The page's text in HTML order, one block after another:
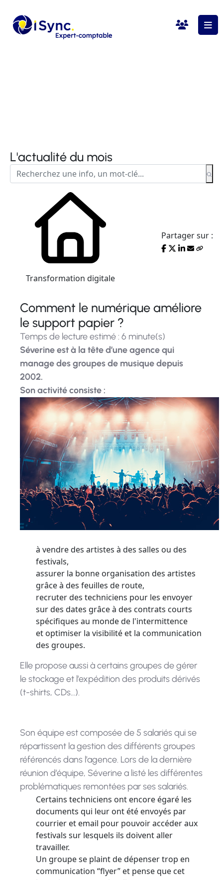
L'actualité du mois
Transformation digitale
Partager sur :
Comment le numérique améliore
le support papier ?
Temps de lecture estimé : 6 minute(s)
Séverine est à la tête d’une agence qui
manage des groupes de musique depuis
2002.
Son activité consiste :
à vendre des artistes à des salles ou des
festivals,
assurer la bonne organisation des artistes
grâce à des feuilles de route,
recruter des techniciens pour les envoyer
sur des dates grâce à des contrats courts
spécifiques au monde de l'intermittence
et optimiser la visibilité et la communication
des groupes.
Elle propose aussi à certains groupes de gérer
le stockage et l’expédition des produits dérivés
(t-shirts, CDs…).
Son équipe est composée de 5 salariés qui se
répartissent la gestion des différents groupes
référencés dans l’agence. Lors de la dernière
réunion d’équipe, Séverine a listé les différentes
problématiques remontées par ses salariés.
Certains techniciens ont encore égaré les
documents qui leur ont été envoyés par
courrier et email pour pouvoir accéder aux
festivals sur lesquels ils doivent aller
travailler.
Un groupe se plaint de dépenser trop en
communication “flyer” et pense que cet